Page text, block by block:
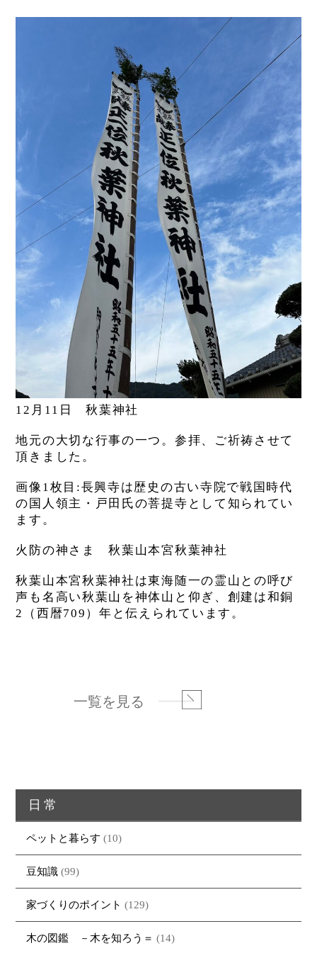
12月11日 秋葉神社
地元の大切な行事の一つ。参拝、ご祈祷させて
頂きました。
画像1枚目:長興寺は歴史の古い寺院で戦国時代
の国人領主・戸田氏の菩提寺として知られてい
ます。
火防の神さま 秋葉山本宮秋葉神社
秋葉山本宮秋葉神社は東海随一の霊山との呼び
声も名高い秋葉山を神体山と仰ぎ、創建は和銅
2（西暦709）年と伝えられています。
一覧を見る
日常
ペットと暮らす (10)
豆知識 (99)
家づくりのポイント (129)
木の図鑑 －木を知ろう＝ (14)